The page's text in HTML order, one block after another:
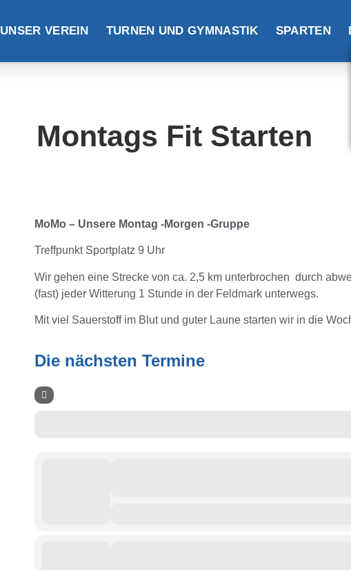
UNSER VEREIN TURNEN UND GYMNASTIK SPARTEN
Montags Fit Starten
MoMo – Unsere Montag -Morgen -Gruppe
Treffpunkt Sportplatz 9 Uhr
Wir gehen eine Strecke von ca. 2,5 km unterbrochen durch
(fast) jeder Witterung 1 Stunde in der Feldmark unterwegs.
Mit viel Sauerstoff im Blut und guter Laune starten wir in die
Die nächsten Termine